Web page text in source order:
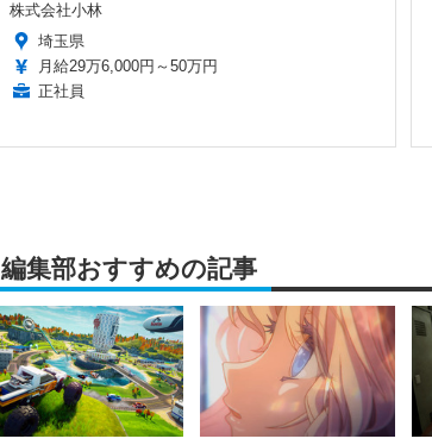
株式会社小林
埼玉県
月給29万6,000円～50万円
正社員
編集部おすすめの記事